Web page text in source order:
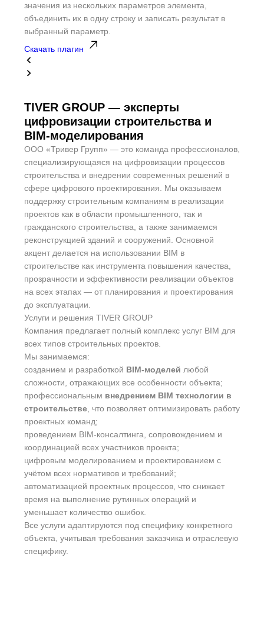
значения из нескольких параметров элемента,
объединить их в одну строку и записать результат в
выбранный параметр.
Скачать плагин
TIVER GROUP — эксперты
цифровизации строительства и
BIM-моделирования
ООО «Тривер Групп» — это команда профессионалов,
специализирующаяся на цифровизации процессов
строительства и внедрении современных решений в
сфере цифрового проектирования. Мы оказываем
поддержку строительным компаниям в реализации
проектов как в области промышленного, так и
гражданского строительства, а также занимаемся
реконструкцией зданий и сооружений. Основной
акцент делается на использовании BIM в
строительстве как инструмента повышения качества,
прозрачности и эффективности реализации объектов
на всех этапах — от планирования и проектирования
до эксплуатации.
Услуги и решения TIVER GROUP
Компания предлагает полный комплекс услуг BIM для
всех типов строительных проектов.
Мы занимаемся:
созданием и разработкой BIM-моделей любой
сложности, отражающих все особенности объекта;
профессиональным внедрением BIM технологии в
строительстве, что позволяет оптимизировать работу
проектных команд;
проведением BIM-консалтинга, сопровождением и
координацией всех участников проекта;
цифровым моделированием и проектированием с
учётом всех нормативов и требований;
автоматизацией проектных процессов, что снижает
время на выполнение рутинных операций и
уменьшает количество ошибок.
Все услуги адаптируются под специфику конкретного
объекта, учитывая требования заказчика и отраслевую
специфику.